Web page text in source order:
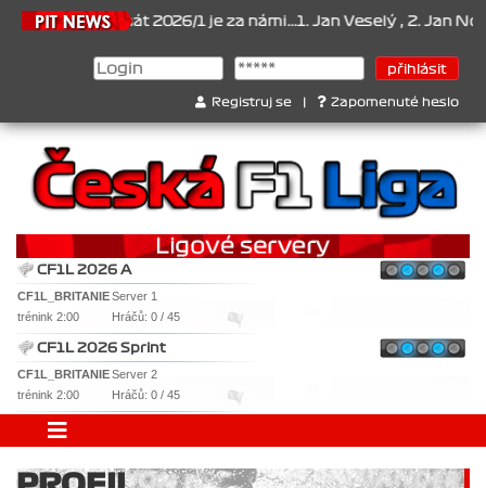
Šampionát 2026/1 je za námi...1. Jan Veselý , 2. Jan
Registruj se Zapomenuté heslo
CF1L 2026 A
CF1L_BRITANIEServer 1
trénink 2:00
Hráčů: 0 / 45
CF1L 2026 Sprint
CF1L_BRITANIEServer 2
trénink 2:00
Hráčů: 0 / 45